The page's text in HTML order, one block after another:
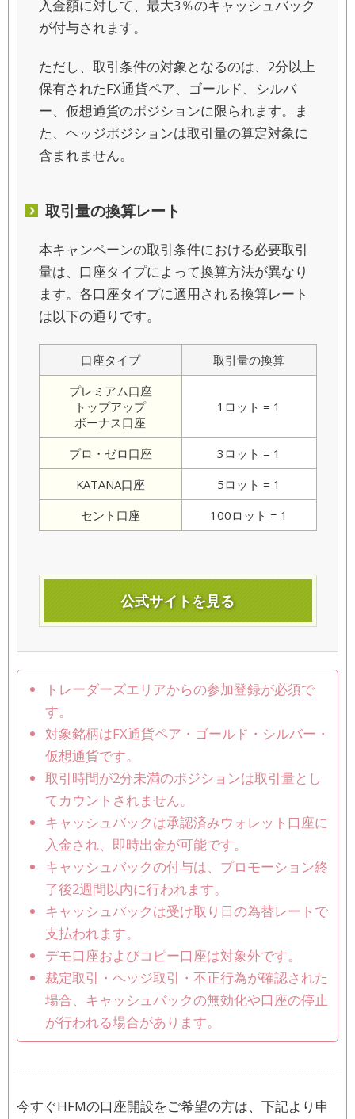
入金額に対して、最大3％のキャッシュバック
が付与されます。
ただし、取引条件の対象となるのは、2分以上
保有されたFX通貨ペア、ゴールド、シルバ
ー、仮想通貨のポジションに限られます。ま
た、ヘッジポジションは取引量の算定対象に
含まれません。
取引量の換算レート
本キャンペーンの取引条件における必要取引
量は、口座タイプによって換算方法が異なり
ます。各口座タイプに適用される換算レート
は以下の通りです。
口座タイプ
取引量の換算
プレミアム口座
トップアップ
ボーナス口座
1ロット = 1
プロ・ゼロ口座
3ロット = 1
KATANA口座
5ロット = 1
セント口座
100ロット = 1
公式サイトを見る
トレーダーズエリアからの参加登録が必須で
す。
対象銘柄はFX通貨ペア・ゴールド・シルバー・
仮想通貨です。
取引時間が2分未満のポジションは取引量とし
てカウントされません。
キャッシュバックは承認済みウォレット口座に
入金され、即時出金が可能です。
キャッシュバックの付与は、プロモーション終
了後2週間以内に行われます。
キャッシュバックは受け取り日の為替レートで
支払われます。
デモ口座およびコピー口座は対象外です。
裁定取引・ヘッジ取引・不正行為が確認された
場合、キャッシュバックの無効化や口座の停止
が行われる場合があります。
今すぐHFMの口座開設をご希望の方は、下記より申